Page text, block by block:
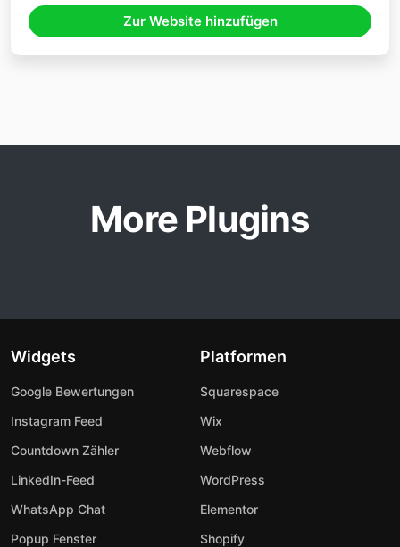
Zur Website hinzufügen
More Plugins
Widgets
Google Bewertungen
Instagram Feed
Countdown Zähler
LinkedIn-Feed
WhatsApp Chat
Popup Fenster
Platformen
Squarespace
Wix
Webflow
WordPress
Elementor
Shopify